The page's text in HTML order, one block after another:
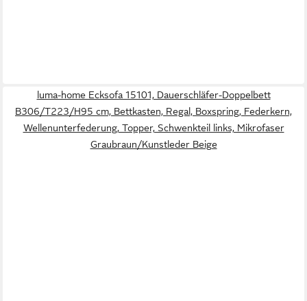
luma-home Ecksofa 15101, Dauerschläfer-Doppelbett
B306/T223/H95 cm, Bettkasten, Regal, Boxspring, Federkern,
Wellenunterfederung, Topper, Schwenkteil links, Mikrofaser
Graubraun/Kunstleder Beige